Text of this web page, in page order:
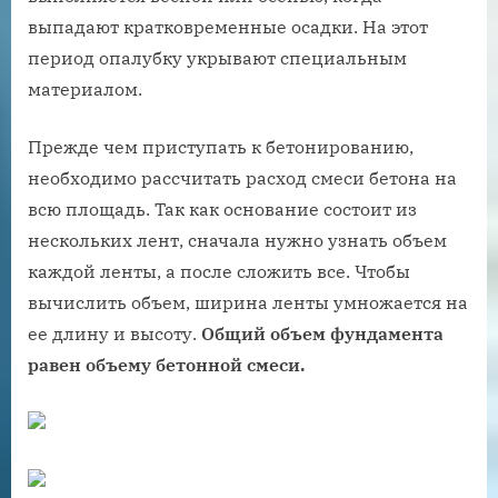
выпадают кратковременные осадки. На этот
период опалубку укрывают специальным
материалом.
Прежде чем приступать к бетонированию,
необходимо рассчитать расход смеси бетона на
всю площадь. Так как основание состоит из
нескольких лент, сначала нужно узнать объем
каждой ленты, а после сложить все. Чтобы
вычислить объем, ширина ленты умножается на
ее длину и высоту. Общий объем фундамента
равен объему бетонной смеси.